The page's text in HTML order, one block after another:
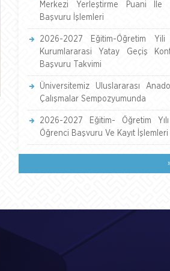
Merkezi Yerleştirme Puani İle
Başvuru İşlemleri
2026-2027 Eğitim-Öğretim
Kurumlararasi Yatay Geçiş
Başvuru Takvimi
Üniversitemiz Uluslararası
Çalışmalar Sempozyumunda
2026-2027 Eğitim- Öğretim Yılı
Öğrenci Başvuru Ve Kayıt İşlemleri